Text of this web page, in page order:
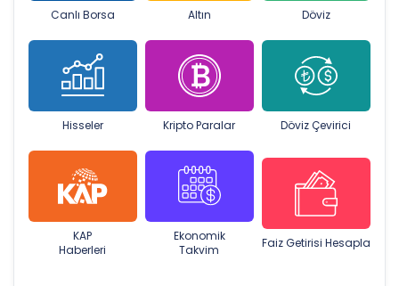
Canlı Borsa Altın Döviz
Hisseler Kripto Paralar Döviz Çevirici
KAP
Haberleri
Ekonomik
Takvim
Faiz Getirisi Hesapla